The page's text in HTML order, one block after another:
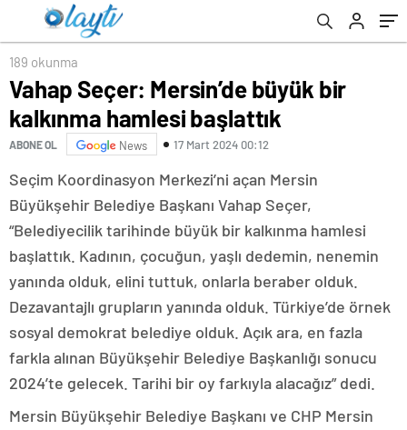
189 okunma
Vahap Seçer: Mersin’de büyük bir
kalkınma hamlesi başlattık
ABONE OL News 17 Mart 2024 00:12
Seçim Koordinasyon Merkezi’ni açan Mersin
Büyükşehir Belediye Başkanı Vahap Seçer,
“Belediyecilik tarihinde büyük bir kalkınma hamlesi
başlattık. Kadının, çocuğun, yaşlı dedemin, nenemin
yanında olduk, elini tuttuk, onlarla beraber olduk.
Dezavantajlı grupların yanında olduk. Türkiye’de örnek
sosyal demokrat belediye olduk. Açık ara, en fazla
farkla alınan Büyükşehir Belediye Başkanlığı sonucu
2024’te gelecek. Tarihi bir oy farkıyla alacağız” dedi.
Mersin Büyükşehir Belediye Başkanı ve CHP Mersin